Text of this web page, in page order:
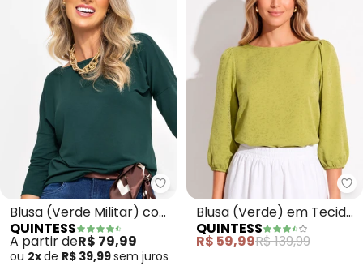
Quintess - Blusa (Verde
Blusa (Verde Militar) com
Mangas 3/4
QUINTESS
A partir deR$ 79,99
ou 2xde R$ 39,99sem juros
Blusa (Verde) em Tecido
Plano Jacquard
QUINTESS
R$ 59,99R$ 139,99